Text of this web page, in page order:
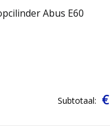
Abus E60
Subtotaal: